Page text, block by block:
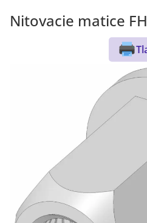
Nitovacie matice